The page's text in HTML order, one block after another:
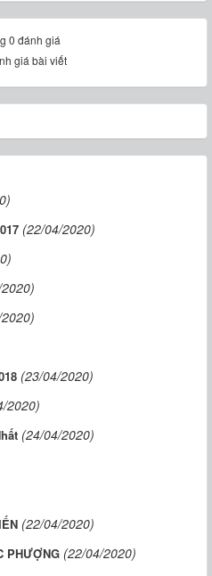
0 đánh giá
giá bài viết
(22/04/2020)
(23/04/2020)
2020)
(24/04/2020)
(22/04/2020)
PHƯỢNG (22/04/2020)